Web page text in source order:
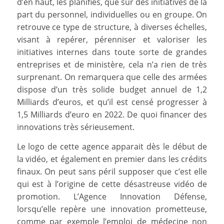
part du personnel, individuelles ou en groupe. On
retrouve ce type de structure, à diverses échelles,
visant à repérer, pérenniser et valoriser les
initiatives internes dans toute sorte de grandes
entreprises et de ministère, cela n’a rien de très
surprenant. On remarquera que celle des armées
dispose d’un très solide budget annuel de 1,2
Milliards d’euros, et qu’il est censé progresser à
1,5 Milliards d’euro en 2022. De quoi financer des
innovations très sérieusement.
Le logo de cette agence apparait dès le début de
la vidéo, et également en premier dans les crédits
finaux. On peut sans péril supposer que c’est elle
qui est à l’origine de cette désastreuse vidéo de
promotion. L’Agence Innovation Défense,
lorsqu’elle repère une innovation prometteuse,
comme par exemple l’emploi de médecine non